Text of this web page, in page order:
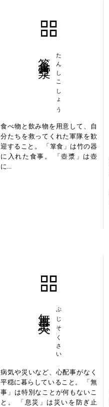
たんしこしょう
食べ物と飲み物を用意して、自
分たちを救ってくれた軍隊を歓
迎すること。 「箪食」は竹の器
に入れた食事。 「壺漿」は壺
に...
ぶじそくさい
病気や災いなど、心配事がなく
平穏に暮らしていること。 「無
事」は特別なことが何もないこ
と。 「息災」は災いを防ぎ止